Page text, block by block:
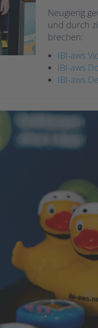
Neugierig
und durch
brechen:
IBI-aws
IBI-aws
IBI-aws